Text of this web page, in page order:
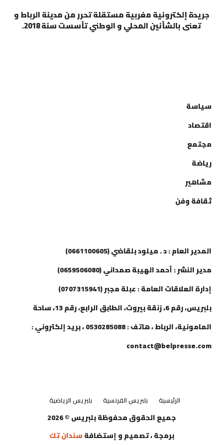
جريدة إلكترونية مغربية مستقلة تحرر من مدينة الرباط و
تعنى بالشأنين المحلي و الوطني تأسست سنة 2018.
سياسة
اقتصاد
مجتمع
رياضة
مشاهير
ثقافة وفن
المدير العام : د . ميلود بلقاضي (0661100605)
مدير النشر : أحمد الهيبة صمداني (0659506080)
إدارة العلاقات العامة : عبلة مجبر (0707315941)
بلبريس، رقم 6، زنقة بيروت، الطابق الرابع، رقم 13، ساحة
المامونية، الرباط ، هاتف : 0530285088 ، بريد إلكتروني :
contact@belpresse.com
الرئيسية بلبريس الفرنسية بلبريس الرياضية
جميع الحقوق محفوظة بلبريس © 2026
برمجة ، تصميم و إستضافةسندان تك